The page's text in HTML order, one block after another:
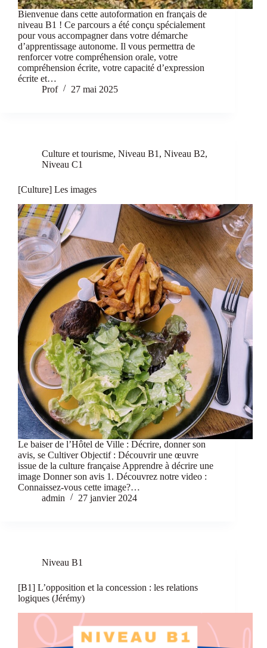
Bienvenue dans cette autoformation en français de
niveau B1 ! Ce parcours a été conçu spécialement
pour vous accompagner dans votre démarche
d’apprentissage autonome. Il vous permettra de
renforcer votre compréhension orale, votre
compréhension écrite, votre capacité d’expression
écrite et…
Prof
27 mai 2025
Culture et tourisme, Niveau B1 , Niveau B2,
Niveau C1
[Culture] Les images
Le baiser de l’Hôtel de Ville : Décrire, donner son
avis, se Cultiver Objectif : Découvrir une œuvre
issue de la culture française Apprendre à décrire une
image Donner son avis 1. Découvrez notre video :
Connaissez-vous cette image?…
admin
27 janvier 2024
Niveau B1
[B1] L’opposition et la concession : les relations
logiques (Jérémy)